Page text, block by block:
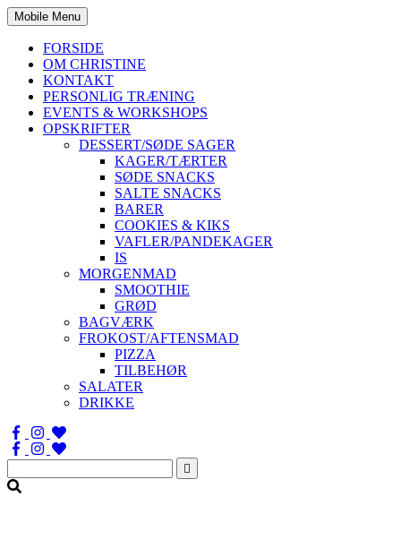
Mobile Menu
FORSIDE
OM CHRISTINE
KONTAKT
PERSONLIG TRÆNING
EVENTS & WORKSHOPS
OPSKRIFTER
DESSERT/SØDE SAGER
KAGER/TÆRTER
SØDE SNACKS
SALTE SNACKS
BARER
COOKIES & KIKS
VAFLER/PANDEKAGER
IS
MORGENMAD
SMOOTHIE
GRØD
BAGVÆRK
FROKOST/AFTENSMAD
PIZZA
TILBEHØR
SALATER
DRIKKE
Søg
efter: